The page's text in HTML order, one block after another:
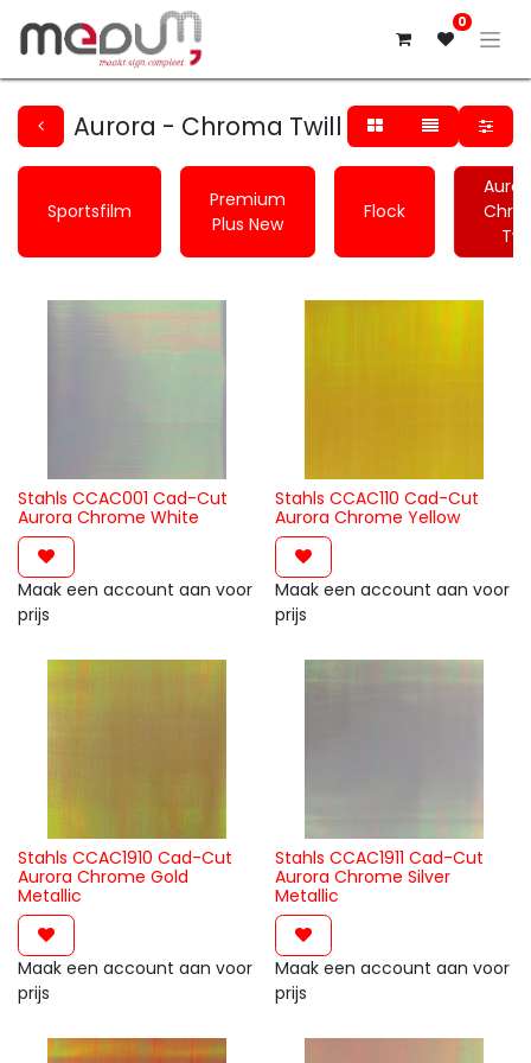
0
Aurora - Chroma Twill
Sportsfilm
Premium
Plus New
Flock
Stahls CCAC001 Cad-Cut
Aurora Chrome White
Maak een account aan voor
prijs
Stahls CCAC110 Cad-Cut
Aurora Chrome Yellow
Maak een account aan voor
prijs
Stahls CCAC1910 Cad-Cut
Aurora Chrome Gold
Metallic
Maak een account aan voor
prijs
Stahls CCAC1911 Cad-Cut
Aurora Chrome Silver
Metallic
Maak een account aan voor
prijs